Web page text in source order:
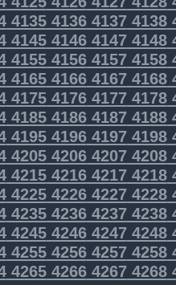
4135413641374138
4145414641474148
4155415641574158
4165416641674168
4175417641774178
4185418641874188
4195419641974198
4205420642074208
4215421642174218
4225422642274228
4235423642374238
4245424642474248
4255425642574258
4265426642674268